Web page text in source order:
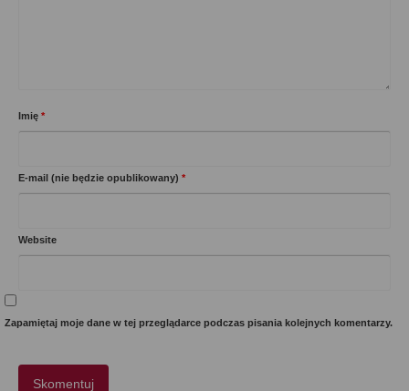
Imię *
E-mail (nie będzie opublikowany) *
Website
Zapamiętaj moje dane w tej przeglądarce podczas pisania kolejnych komentarzy.